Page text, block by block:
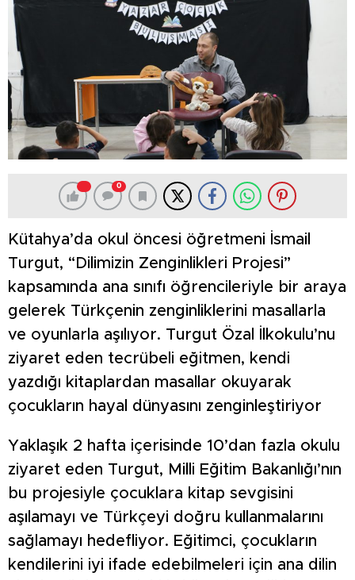
0
Kütahya’da okul öncesi öğretmeni İsmail
Turgut, “Dilimizin Zenginlikleri Projesi”
kapsamında ana sınıfı öğrencileriyle bir araya
gelerek Türkçenin zenginliklerini masallarla
ve oyunlarla aşılıyor. Turgut Özal İlkokulu’nu
ziyaret eden tecrübeli eğitmen, kendi
yazdığı kitaplardan masallar okuyarak
çocukların hayal dünyasını zenginleştiriyor
Yaklaşık 2 hafta içerisinde 10’dan fazla okulu
ziyaret eden Turgut, Milli Eğitim Bakanlığı’nın
bu projesiyle çocuklara kitap sevgisini
aşılamayı ve Türkçeyi doğru kullanmalarını
sağlamayı hedefliyor. Eğitimci, çocukların
kendilerini iyi ifade edebilmeleri için ana dilin